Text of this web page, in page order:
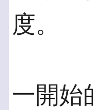
度。
一開始